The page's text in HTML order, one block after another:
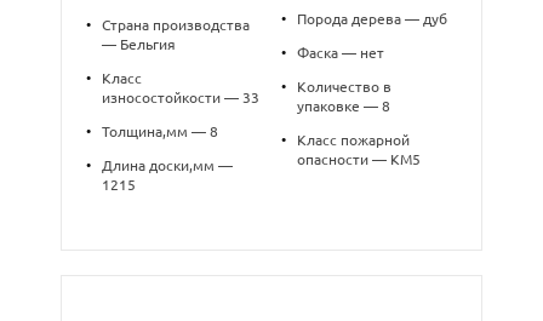
•
Страна производства
— Бельгия
•
Класс
износостойкости — 33
• Толщина,мм — 8
•
Длина доски,мм —
1215
• Порода дерева — дуб
• Фаска — нет
•
Количество в
упаковке — 8
•
Класс пожарной
опасности — КМ5